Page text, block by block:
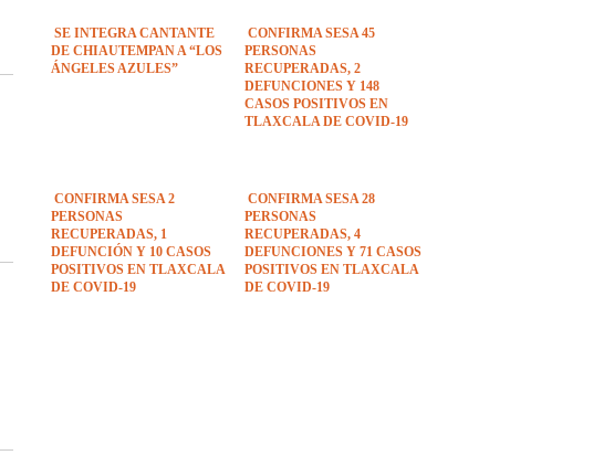
SE INTEGRA CANTANTE
DE CHIAUTEMPAN A “LOS
ÁNGELES AZULES”
CONFIRMA SESA 45
PERSONAS
RECUPERADAS, 2
DEFUNCIONES Y 148
CASOS POSITIVOS EN
TLAXCALA DE COVID-19
CONFIRMA SESA 2
PERSONAS
RECUPERADAS, 1
DEFUNCIÓN Y 10 CASOS
POSITIVOS EN TLAXCALA
DE COVID-19
CONFIRMA SESA 28
PERSONAS
RECUPERADAS, 4
DEFUNCIONES Y 71 CASOS
POSITIVOS EN TLAXCALA
DE COVID-19